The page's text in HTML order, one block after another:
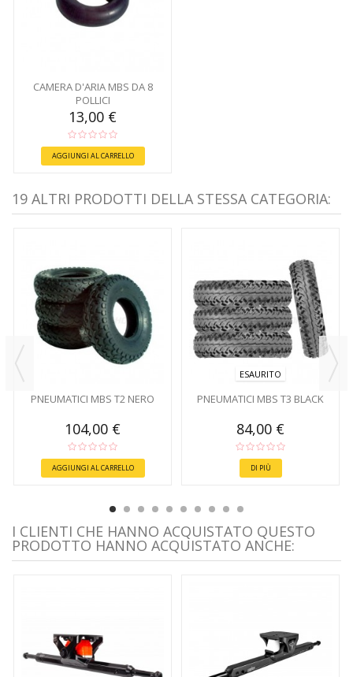
CAMERA D'ARIA MBS DA 8
POLLICI
13,00 €
AGGIUNGI AL CARRELLO
19 ALTRI PRODOTTI DELLA STESSA CATEGORIA:
PNEUMATICI MBS T2 NERO
104,00 €
AGGIUNGI AL CARRELLO
ESAURITO
PNEUMATICI MBS T3 BLACK
84,00 €
DI PIÙ
I CLIENTI CHE HANNO ACQUISTATO QUESTO
PRODOTTO HANNO ACQUISTATO ANCHE: